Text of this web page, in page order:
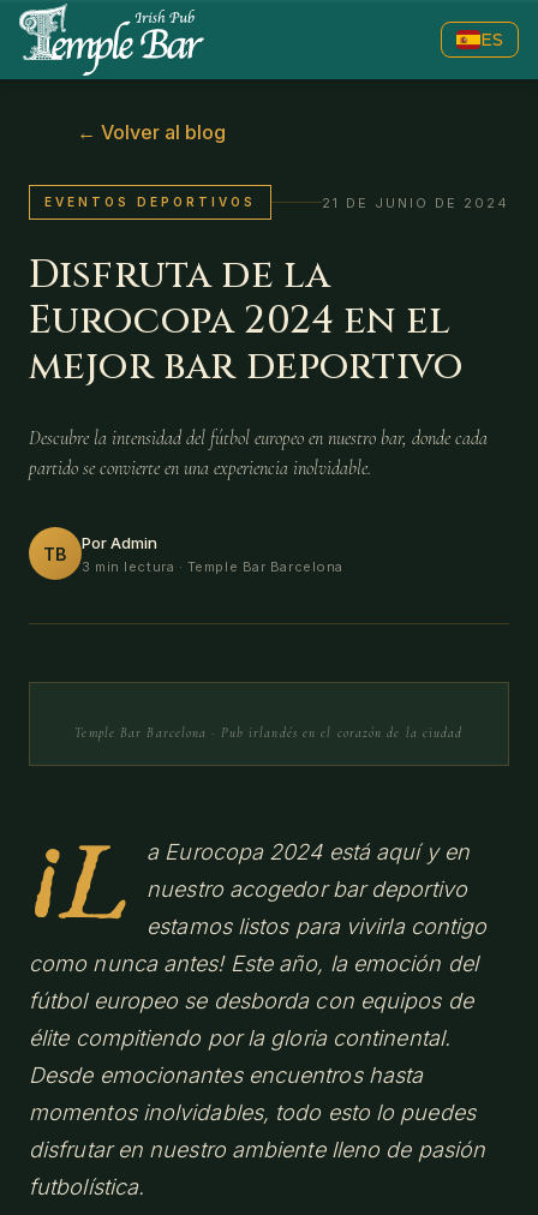
ES
← Volver al blog
EVENTOS DEPORTIVOS 21 DE JUNIO DE 2024
Disfruta de la
Eurocopa 2024 en el
mejor bar deportivo
Descubre la intensidad del fútbol europeo en nuestro bar, donde cada
partido se convierte en una experiencia inolvidable.
TB
Por Admin
3 min lectura · Temple Bar Barcelona
Temple Bar Barcelona · Pub irlandés en el corazón de la ciudad
¡L
a Eurocopa 2024 está aquí y en
nuestro acogedor bar deportivo
estamos listos para vivirla contigo
como nunca antes! Este año, la emoción del
fútbol europeo se desborda con equipos de
élite compitiendo por la gloria continental.
Desde emocionantes encuentros hasta
momentos inolvidables, todo esto lo puedes
disfrutar en nuestro ambiente lleno de pasión
futbolística.